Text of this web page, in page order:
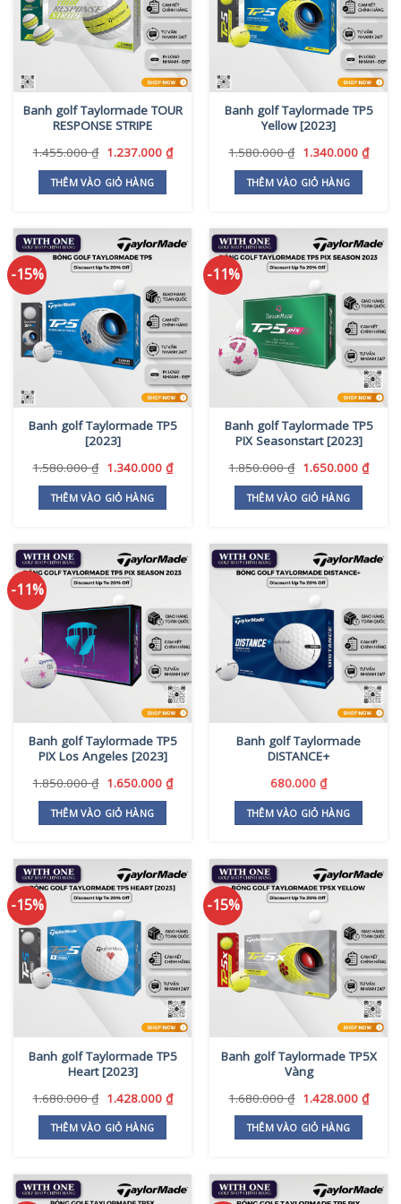
Banh golf Taylormade TOUR
RESPONSE STRIPE
1.455.000₫ Giá
là:
1.455.000 ₫.
1.237.000 ₫Giá
THÊM VÀO GIỎ HÀNG
Banh golf Taylormade TP5
Yellow [2023]
1.580.000₫ Giá
là:
1.580.000 ₫.
1.340.000 ₫Giá
THÊM VÀO GIỎ HÀNG
-15%
Banh golf Taylormade TP5
[2023]
1.580.000₫ Giá
là:
1.580.000 ₫.
1.340.000 ₫Giá
THÊM VÀO GIỎ HÀNG
-11%
Banh golf Taylormade TP5
PIX Seasonstart [2023]
1.850.000₫ Giá
là:
1.850.000 ₫.
1.650.000 ₫Giá
THÊM VÀO GIỎ HÀNG
-11%
Banh golf Taylormade TP5
PIX Los Angeles [2023]
1.850.000₫ Giá
là:
1.850.000 ₫.
1.650.000 ₫Giá
THÊM VÀO GIỎ HÀNG
Banh golf Taylormade
DISTANCE+
680.000 ₫
THÊM VÀO GIỎ HÀNG
-15%
Banh golf Taylormade TP5
Heart [2023]
1.680.000₫ Giá
gốc
là:
1.680.000 ₫.
1.428.000 ₫Giá
THÊM VÀO GIỎ HÀNG
-15%
Banh golf Taylormade TP5X
Vàng
1.680.000₫ Giá
gốc
là:
1.680.000 ₫.
1.428.000 ₫Giá
THÊM VÀO GIỎ HÀNG